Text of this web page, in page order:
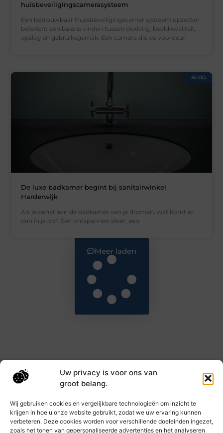
Uw privacy is voor ons van
groot belang.
Wij gebruiken cookies en vergelijkbare technologieën om inzicht te
krijgen in hoe u onze website gebruikt, zodat we uw ervaring kunnen
verbeteren. Deze cookies worden voor verschillende doeleinden ingezet,
zoals het tonen van gepersonaliseerde advertenties en het analyseren
huisbeveiligingscamerasysteem
Een betrouwbaar thuisbeveiligingscamer systeem opzetten
betekent een balans vinden tussen dekking, beeldkwaliteit,
opslag en gebruiksgemak. Een camera die de voordeur
BLOG
De luxe badkamer begint bij sanitairwinkel
Harderwijk
Als je denkt aan de badkamer van je dromen, wat komt er
dan in je op? Een ontspannen sfeer, een
Meer laden
Main Links